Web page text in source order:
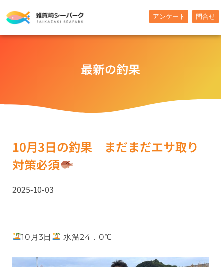
容
アンケート 問合せ
最新の釣果
10月3日の釣果 まだまだエサ取り
対策必須
2025-10-03
10月3日 水温24．0℃